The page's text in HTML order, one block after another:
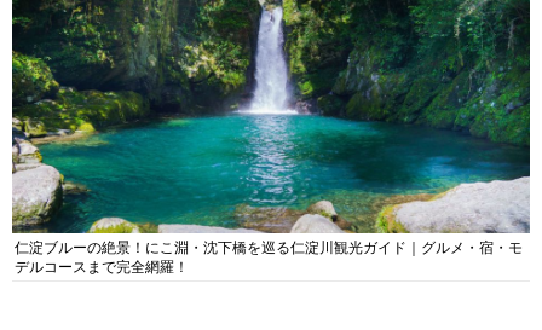
仁淀ブルーの絶景！にこ淵・沈下橋を巡る仁淀川観光ガイド｜グルメ・宿・モ
デルコースまで完全網羅！